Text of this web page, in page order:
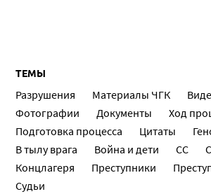
ТЕМЫ
Разрушения Материалы ЧГК
Фотографии
Документы
Ход
Подготовка процесса
Цитаты
В тылу врага
Война и дети СС
Концлагеря
Преступники
Судьи